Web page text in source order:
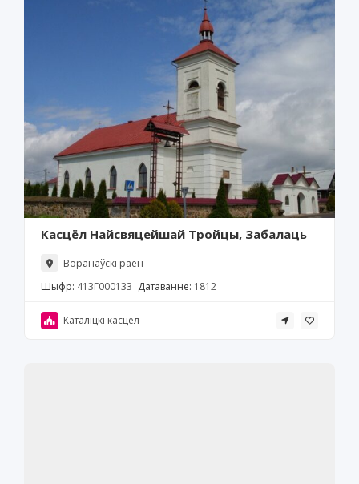
Касцёл Найсвяцейшай Тройцы, Забалаць
Воранаўскі раён
Шыфр: 413Г000133 Датаванне: 1812
Каталіцкі касцёл